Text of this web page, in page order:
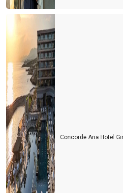
Concorde Aria Hotel